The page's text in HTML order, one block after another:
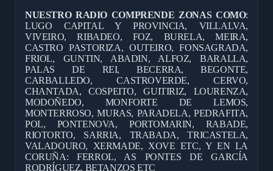
NUESTRO RADIO COMPRENDE ZONAS COMO:
LUGO CAPITAL Y PROVINCIA, VILLALVA,
VIVEIRO, RIBADEO, FOZ, BURELA, MEIRA,
CASTRO PASTORIZA, OUTEIRO, FONSAGRADA,
FRIOL, GUNTIN, ABADIN, ALFOZ, BARALLA,
PALAS DE REI, BECERRA, BEGONTE,
CARBALLEDO, CASTROVERDE, CERVO,
CHANTADA, COSPEITO, GUITIRIZ, LOURENZA,
MODOÑEDO, MONFORTE DE LEMOS,
MONTERROSO, MURAS, PARADELA, PEDRAFITA,
POL, PONTENOVA, PORTOMARIN, RABADE,
RIOTORTO, SARRIA, TRABADA, TRICASTELA,
VALADOURO, XERMADE, XOVE ETC, Y EN LA
CORUÑA: FERROL, AS PONTES DE GARCÍA
RODRÍGUEZ, BETANZOS ETC